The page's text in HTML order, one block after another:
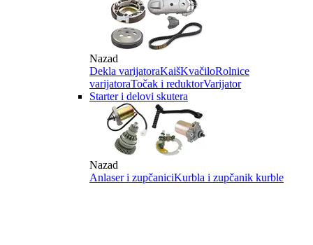
Nazad
Dekla varijatoraKaišKvačiloRolnice
varijatoraTočak i reduktorVarijator
Starter i delovi skutera
Nazad
Anlaser i zupčaniciKurbla i zupčanik kurble